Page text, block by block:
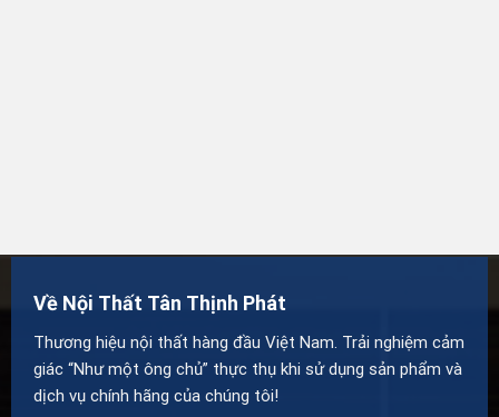
Về Nội Thất Tân Thịnh Phát
Thương hiệu nội thất hàng đầu Việt Nam. Trải nghiệm cảm
giác “Như một ông chủ” thực thụ khi sử dụng sản phẩm và
dịch vụ chính hãng của chúng tôi!